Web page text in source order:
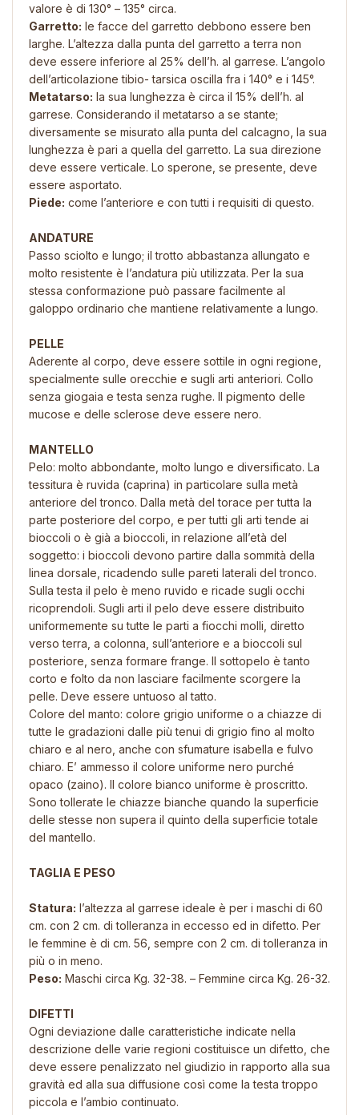
valore è di 130° – 135° circa.
Garretto: le facce del garretto debbono essere ben
larghe. L’altezza dalla punta del garretto a terra non
deve essere inferiore al 25% dell’h. al garrese. L’angolo
dell’articolazione tibio- tarsica oscilla fra i 140° e i 145°.
Metatarso: la sua lunghezza è circa il 15% dell’h. al
garrese. Considerando il metatarso a se stante;
diversamente se misurato alla punta del calcagno, la sua
lunghezza è pari a quella del garretto. La sua direzione
deve essere verticale. Lo sperone, se presente, deve
essere asportato.
Piede: come l’anteriore e con tutti i requisiti di questo.
ANDATURE
Passo sciolto e lungo; il trotto abbastanza allungato e
molto resistente è l’andatura più utilizzata. Per la sua
stessa conformazione può passare facilmente al
galoppo ordinario che mantiene relativamente a lungo.
PELLE
Aderente al corpo, deve essere sottile in ogni regione,
specialmente sulle orecchie e sugli arti anteriori. Collo
senza giogaia e testa senza rughe. Il pigmento delle
mucose e delle sclerose deve essere nero.
MANTELLO
Pelo: molto abbondante, molto lungo e diversificato. La
tessitura è ruvida (caprina) in particolare sulla metà
anteriore del tronco. Dalla metà del torace per tutta la
parte posteriore del corpo, e per tutti gli arti tende ai
bioccoli o è già a bioccoli, in relazione all’età del
soggetto: i bioccoli devono partire dalla sommità della
linea dorsale, ricadendo sulle pareti laterali del tronco.
Sulla testa il pelo è meno ruvido e ricade sugli occhi
ricoprendoli. Sugli arti il pelo deve essere distribuito
uniformemente su tutte le parti a fiocchi molli, diretto
verso terra, a colonna, sull’anteriore e a bioccoli sul
posteriore, senza formare frange. Il sottopelo è tanto
corto e folto da non lasciare facilmente scorgere la
pelle. Deve essere untuoso al tatto.
Colore del manto: colore grigio uniforme o a chiazze di
tutte le gradazioni dalle più tenui di grigio fino al molto
chiaro e al nero, anche con sfumature isabella e fulvo
chiaro. E’ ammesso il colore uniforme nero purché
opaco (zaino). Il colore bianco uniforme è proscritto.
Sono tollerate le chiazze bianche quando la superficie
delle stesse non supera il quinto della superficie totale
del mantello.
TAGLIA E PESO
Statura: l’altezza al garrese ideale è per i maschi di 60
cm. con 2 cm. di tolleranza in eccesso ed in difetto. Per
le femmine è di cm. 56, sempre con 2 cm. di tolleranza in
più o in meno.
Peso: Maschi circa Kg. 32-38. – Femmine circa Kg. 26-32.
DIFETTI
Ogni deviazione dalle caratteristiche indicate nella
descrizione delle varie regioni costituisce un difetto, che
deve essere penalizzato nel giudizio in rapporto alla sua
gravità ed alla sua diffusione così come la testa troppo
piccola e l’ambio continuato.